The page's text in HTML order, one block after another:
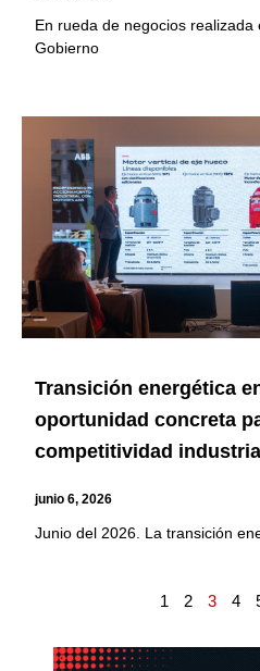
En rueda de negocios
Gobierno
Transición energética
oportunidad concreta
competitividad industrial
junio 6, 2026
Junio del 2026. La transición
1 2 3 4